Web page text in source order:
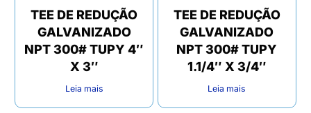
TEE DE REDUÇÃO
GALVANIZADO
NPT 300# TUPY 4″
X 3″
Leia mais
TEE DE REDUÇÃO
GALVANIZADO
NPT 300# TUPY
1.1/4″ X 3/4″
Leia mais